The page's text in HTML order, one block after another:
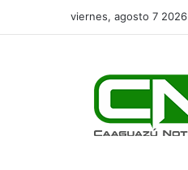
viernes, agosto 7 2026